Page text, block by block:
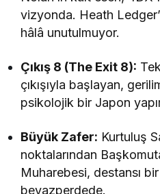
vizyonda. Heath
hâlâ unutulmuyor.
Çıkış 8 (The Exit 8):
çıkışıyla başlayan,
psikolojik bir Japon
Büyük Zafer: Kurtuluş
noktalarından
Muharebesi, destansı
beyazperdede.